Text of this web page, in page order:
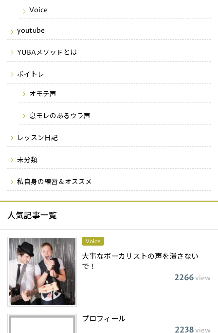
Voice
youtube
YUBAメソッドとは
ボイトレ
オモテ声
息モレのあるウラ声
レッスン日記
未分類
私自身の練習＆オススメ
人気記事一覧
Voice
大事なボーカリストの声を潰さない
で！
2266view
プロフィール
2238view